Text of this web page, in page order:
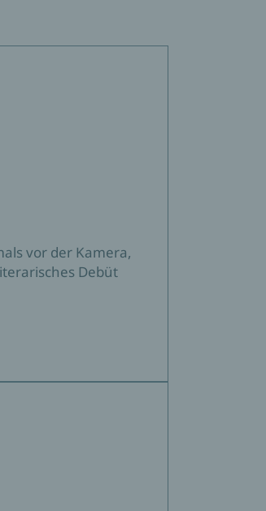
vor der Kamera,
Debüt